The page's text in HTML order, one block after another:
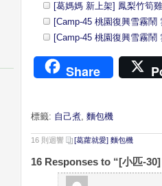
[葛媽媽 新上架] 鳳梨竹筍
[Camp-45 桃園復興雪霧鬧
[Camp-45 桃園復興雪霧
Share
標籤: 自己煮, 麵包機
16 則迴響 [葛蘿就愛] 麵包機
16 Responses to “[小匹-